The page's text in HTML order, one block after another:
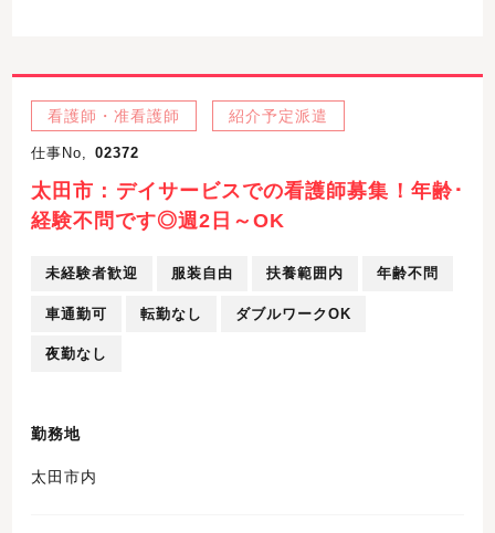
看護師・准看護師 紹介予定派遣
仕事No, 02372
太田市：デイサービスでの看護師募集！年齢･
経験不問です◎週2日～OK
未経験者歓迎 服装自由 扶養範囲内 年齢不問
車通勤可 転勤なし ダブルワークOK
夜勤なし
勤務地
太田市内